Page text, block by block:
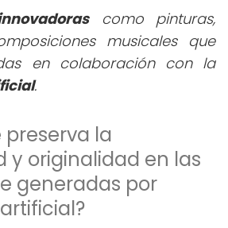
como pinturas,
musicales que
en colaboración con la
.
preserva la
y originalidad en las
generadas por